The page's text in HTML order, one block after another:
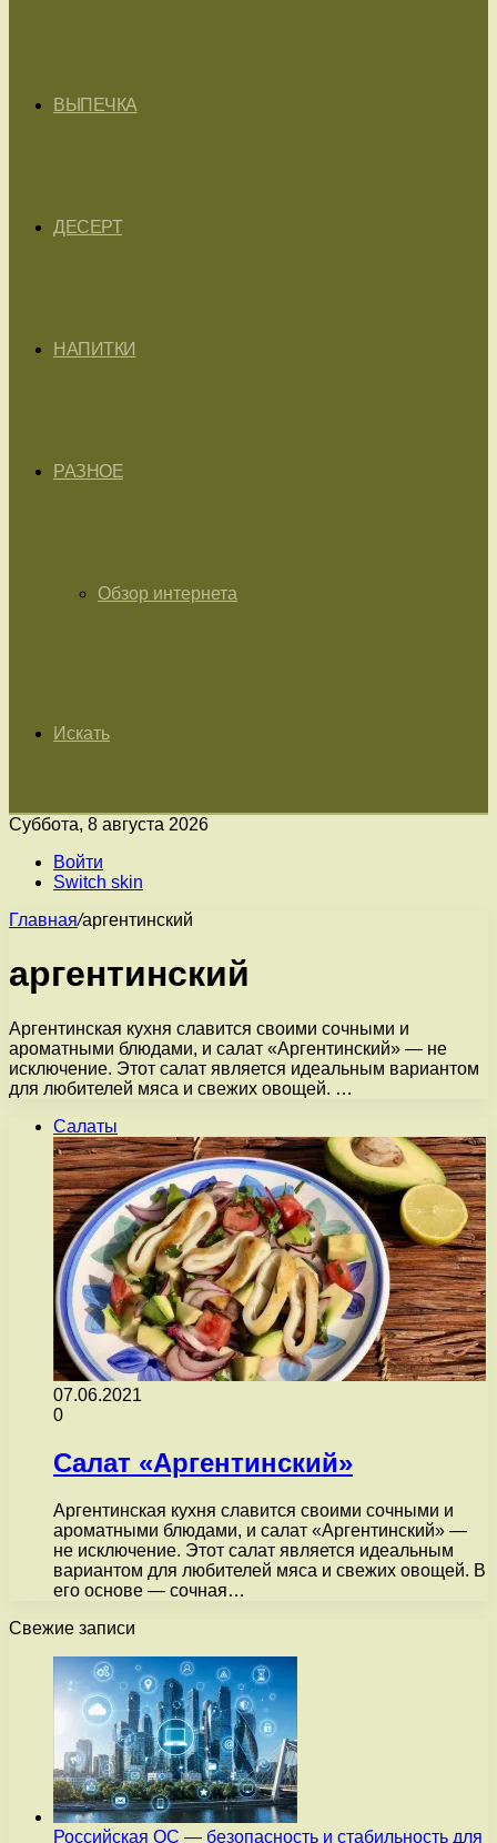
ВЫПЕЧКА
ДЕСЕРТ
НАПИТКИ
РАЗНОЕ
Обзор интернета
Искать
Суббота, 8 августа 2026
Войти
Switch skin
Главная/аргентинский
аргентинский
Аргентинская кухня славится своими сочными и
ароматными блюдами, и салат «Аргентинский» — не
исключение. Этот салат является идеальным вариантом
для любителей мяса и свежих овощей. …
Салаты
07.06.2021
0
Салат «Аргентинский»
Аргентинская кухня славится своими сочными и
ароматными блюдами, и салат «Аргентинский» —
не исключение. Этот салат является идеальным
вариантом для любителей мяса и свежих овощей. В
его основе — сочная…
Свежие записи
Российская ОС — безопасность и стабильность для